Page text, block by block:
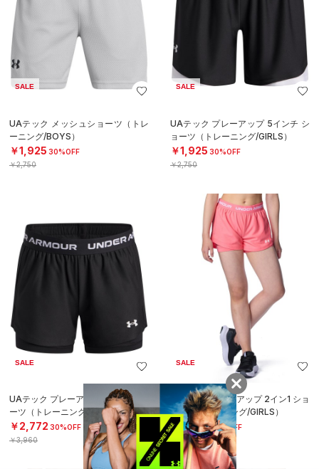
SALE
UAテック メッシュショーツ（トレ
ーニング/BOYS）
￥1,925 30%OFF
￥2,750
SALE
UAテック プレーアップ 5インチ シ
ョーツ（トレーニング/GIRLS）
￥1,925 30%OFF
￥2,750
SALE
UAテック プレーアップ 2イン1 ショ
ーツ（トレーニング/GIRLS）
￥2,772 30%OFF
￥3,960
SALE
UAテック プレーアップ 2イン1 ショ
ーツ（トレーニング/GIRLS）
￥2,77230%OFF
￥3,960